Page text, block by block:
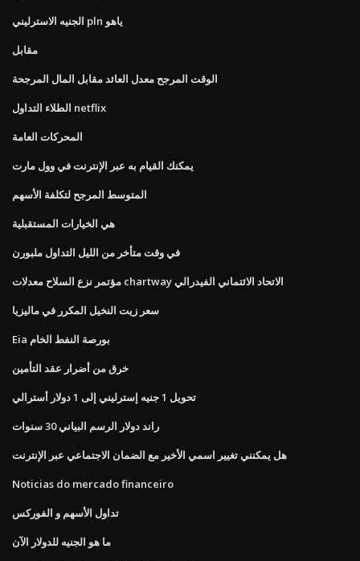
الجنيه الاسترليني pln ياهو
مقابل
الوقت المرجح معدل العائد مقابل المال المرجحة
الطلاء التداول netflix
المحركات العامة
يمكنك القيام به عبر الإنترنت في وول مارت
المتوسط ​​المرجح لتكلفة الأسهم
هي الخيارات المستقبلية
في وقت متأخر من الليل التداول ملبورن
مؤتمر نزع السلاح معدلات chartway الاتحاد الائتماني الفيدرالي
سعر زيت النخيل المكرر في ماليزيا
Eia بورصة النفط الخام
خرق من أضرار عقد التأمين
تحويل 1 جنيه إسترليني إلى 1 دولار أسترالي
راند دولار الرسم البياني 30 سنوات
هل يمكنني تغيير اسمي الأخير مع الضمان الاجتماعي عبر الإنترنت
Noticias do mercado financeiro
تداول الأسهم و الفوركس
ما هو الجنيه للدولار الآن